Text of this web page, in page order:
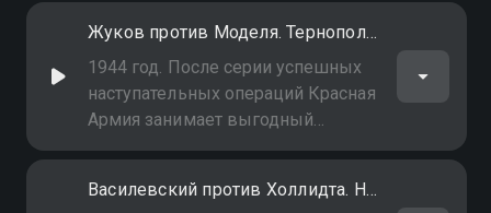
Николая Ватутина продвинулись
почти на 200 км, южным крылом
фронта вышли на подступы к
Ровно и Шепетовке
Жуков против Моделя. Тернопольский котел
1944 год. После серии успешных
наступательных операций Красная
Армия занимает выгодный
плацдарм на рубеже Луцк -
Каховка. Советские войска
Василевский против Холлидта. Никопольский плацдарм